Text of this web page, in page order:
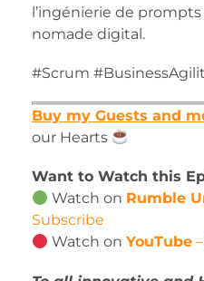
l’ingénierie de
nomade digital.
#Scrum #BusinessAgilit
Buy my Guests and
our Hearts
Want to Watch this
Watch on Rumble
Subscribe
Watch onYouTube